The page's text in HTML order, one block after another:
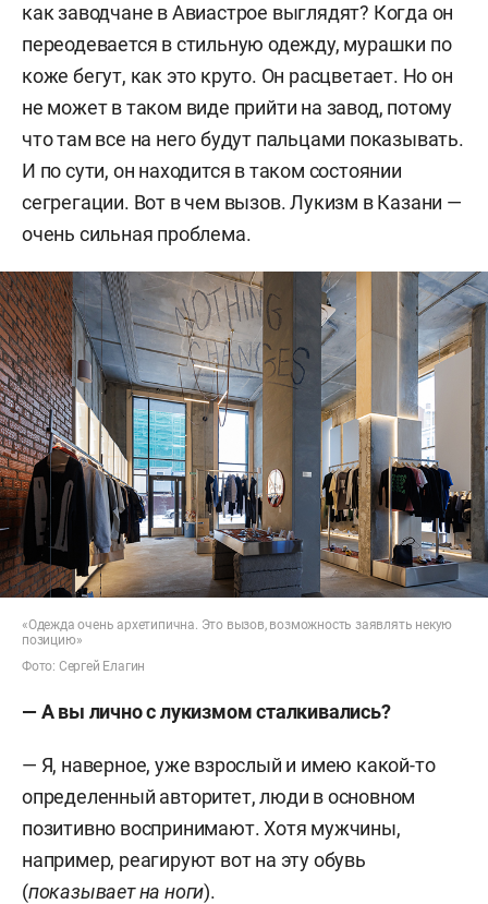
как заводчане в Авиастрое выглядят? Когда он
переодевается в стильную одежду, мурашки по
коже бегут, как это круто. Он расцветает. Но он
не может в таком виде прийти на завод, потому
что там все на него будут пальцами показывать.
И по сути, он находится в таком состоянии
сегрегации. Вот в чем вызов. Лукизм в Казани —
очень сильная проблема.
«Одежда очень архетипична. Это вызов, возможность заявлять некую
позицию»
Фото: Сергей Елагин
— А вы лично с лукизмом сталкивались?
— Я, наверное, уже взрослый и имею какой-то
определенный авторитет, люди в основном
позитивно воспринимают. Хотя мужчины,
например, реагируют вот на эту обувь
(показывает на ноги).